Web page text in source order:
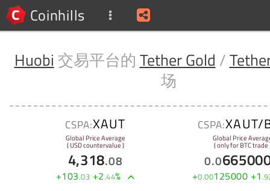
Coinhills
Huobi 交易平台的 Tether Gold /
场
CSPA:XAUT
Global Price Average
( USD countervalue )
4,318.08
+103.03 +2.44%
CSPA:XAUT/
Global Price
( only for BTC trade
0.0
+0.00125000 +1.